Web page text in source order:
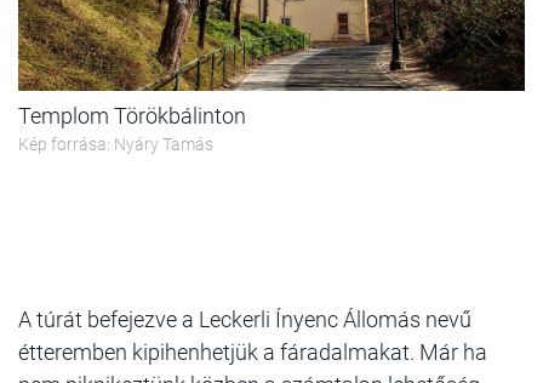
Templom Törökbálinton
Kép forrása: Nyáry Tamás
A túrát befejezve a Leckerli Ínyenc Állomás nevű
étteremben kipihenhetjük a fáradalmakat. Már ha